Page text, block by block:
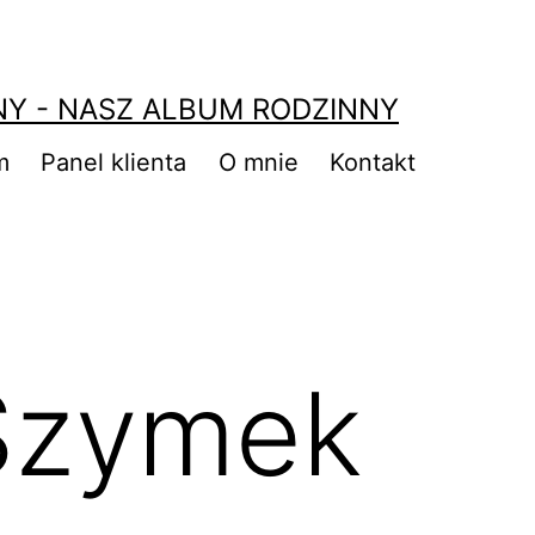
- NASZ ALBUM RODZINNY
Panel klienta O mnie Kontakt